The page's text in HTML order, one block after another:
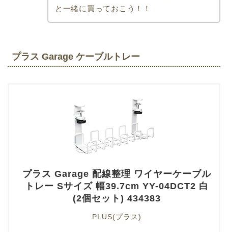
と一緒に買っておこう！！
プラス Garage ケーブルトレー
プラス Garage 配線整理 ワイヤーケーブル
トレー Sサイズ 幅39.7cm YY-04DCT2 白
(2個セット) 434383
PLUS(プラス)